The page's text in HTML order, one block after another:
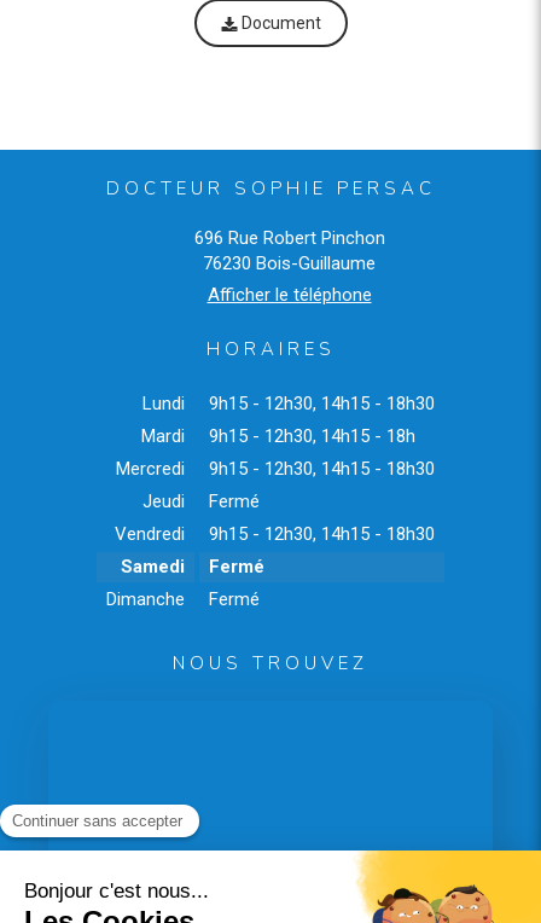
Document
DOCTEUR SOPHIE PERSAC
696 Rue Robert Pinchon
76230 Bois-Guillaume
Afficher le téléphone
HORAIRES
Lundi 9h15 - 12h30, 14h15 - 18h30
Mardi
9h15 - 12h30, 14h15 - 18h
Mercredi
9h15 - 12h30, 14h15 - 18h30
Jeudi
Fermé
Vendredi
9h15 - 12h30, 14h15 - 18h30
Samedi
Fermé
Dimanche
Fermé
NOUS TROUVEZ